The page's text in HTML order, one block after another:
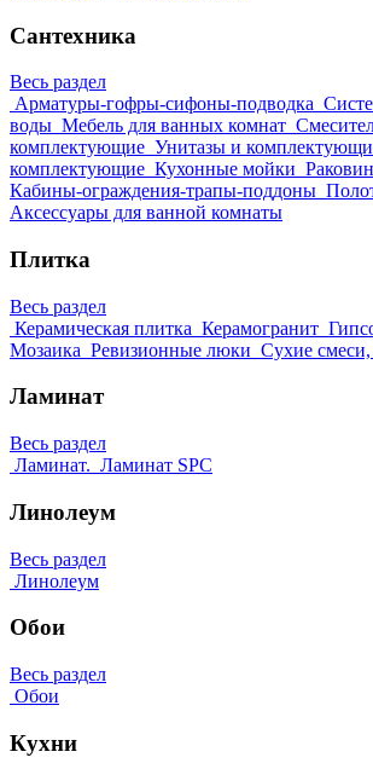
Сантехника
Весь раздел
Арматуры-гофры-сифоны-подводка
воды Мебель для ванных комнат
комплектующие Унитазы и
комплектующие Кухонные мойки
Кабины-ограждения-трапы-поддоны
Аксессуары для ванной комнаты
Плитка
Весь раздел
Керамическая плитка Керамогранит
Мозаика Ревизионные люки Сухие смеси,
Ламинат
Весь раздел
Ламинат. Ламинат SPC
Линолеум
Весь раздел
Линолеум
Обои
Весь раздел
Обои
Кухни